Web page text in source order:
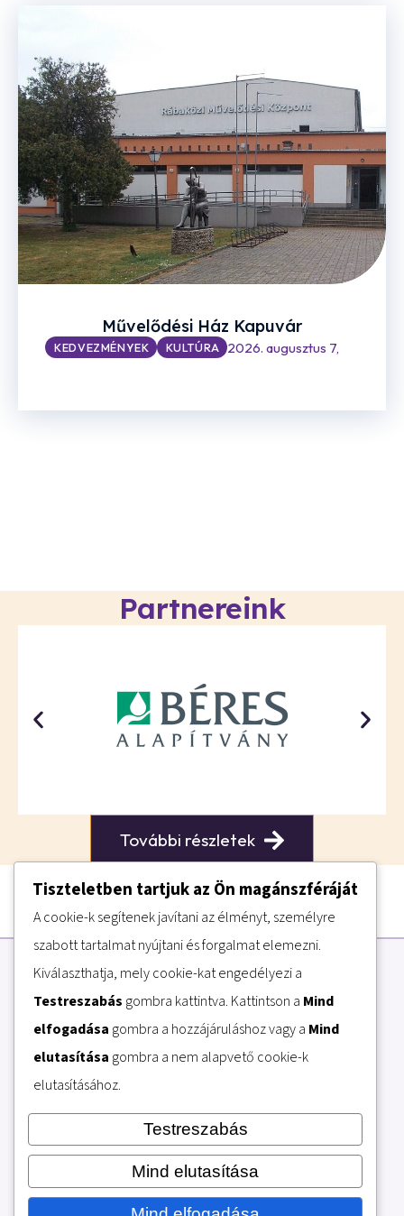
Művelődési Ház Kapuvár
KEDVEZMÉNYEK KULTÚRA 2026. augusztus 7,
Partnereink
További részletek
ELÉRHETŐSÉG
+36 1 327 0118​
Hétfő – Csütörtök: 9:00 – 15:00
Szombat – Vasárnap: Zárva
KÖZÖSSÉGI MÉDIA
Kövessen minket Facebookon és Youtubeon is!
Tiszteletben tartjuk az Ön magánszféráját
A cookie-k segítenek javítani az élményt, személyre
szabott tartalmat nyújtani és forgalmat elemezni.
Kiválaszthatja, mely cookie-kat engedélyezi a
Testreszabás gombra kattintva. Kattintson a Mind
elfogadása gombra a hozzájáruláshoz vagy a Mind
elutasítása gombra a nem alapvető cookie-k
elutasításához.
Testreszabás
Mind elutasítása